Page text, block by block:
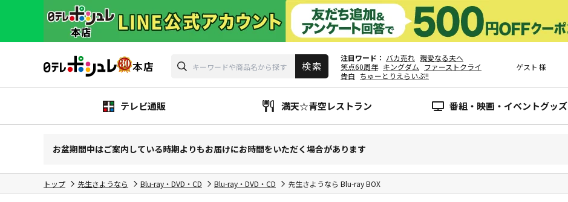
注目ワード バカ売れ 親愛なる夫へ
笑点60周年 キングダム ファーストクライ
告白 ちゅーとりえらいぶ!!
ゲスト 様
テレビ通販 満天☆青空レストラン 番組・映画・イベントグッズ
お盆期間中はご案内している時期よりもお届けにお時間をいただく場合があります
トップ 先生さようなら Blu-ray・DVD・CD Blu-ray・DVD・CD 先生さようなら Blu-ray BOX